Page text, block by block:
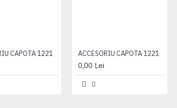
CAPOTA 1221 ACCESORIU CAPOTA 1221
0,00 Lei